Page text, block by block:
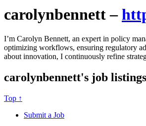
carolynbennett –
I’m Carolyn Bennett, an expert in policy
optimizing workflows, ensuring regulatory
about innovation, I continuously refine
carolynbennett's job listings
Top ↑
Submit a Job